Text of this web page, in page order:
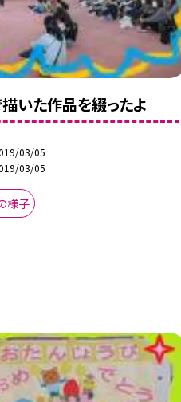
いた作品を綴ったよ
03/05
03/05
様子